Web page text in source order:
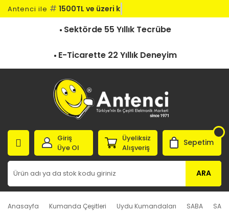
Antenci ile # 1500TL ve üzeri ka
Sektörde 55 Yıllık Tecrübe
E-Ticarette 22 Yıllık Deneyim
ARA
Giriş
Üye Ol
Üyeliksiz
Alışveriş
Sepetim
Anasayfa Kumanda Çeşitleri Uydu Kumandaları SABA